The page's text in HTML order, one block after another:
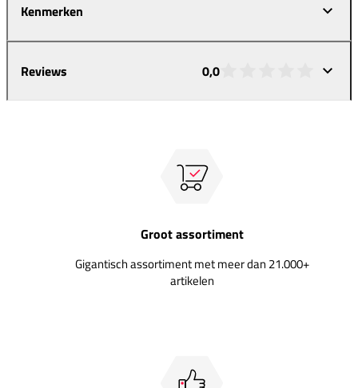
Kenmerken
Reviews 0,0
Groot assortiment
Gigantisch assortiment met meer dan 21.000+
artikelen